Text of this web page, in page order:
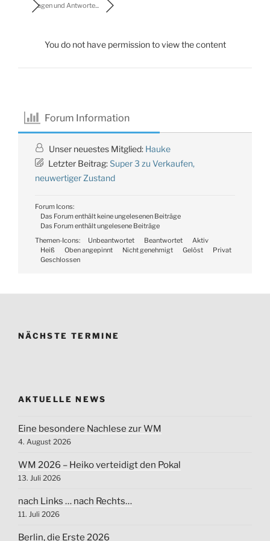
Fragen und Antworte...
You do not have permission to view the content
Forum Information
Unser neuestes Mitglied: Hauke
Letzter Beitrag:Super 3 zu Verkaufen,
neuwertiger Zustand
Forum Icons:
Das Forum enthält keine ungelesenen Beiträge
Das Forum enthält ungelesene Beiträge
Themen-Icons:
Unbeantwortet Beantwortet
Aktiv
Heiß
Oben angepinnt Nicht genehmigt Gelöst
Privat
Geschlossen
NÄCHSTE TERMINE
AKTUELLE NEWS
Eine besondere Nachlese zur WM
4. August 2026
WM 2026 – Heiko verteidigt den Pokal
13. Juli 2026
nach Links … nach Rechts…
11. Juli 2026
Berlin, die Erste 2026